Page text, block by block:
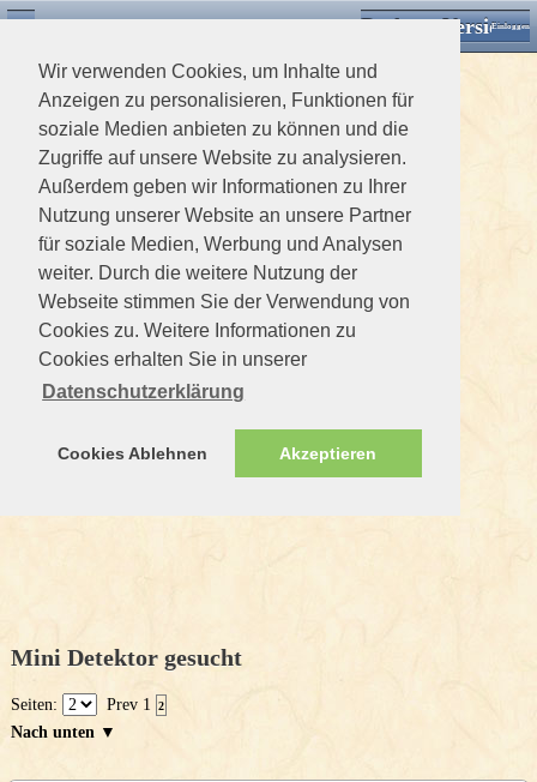
Wir verwenden Cookies, um Inhalte und
Anzeigen zu personalisieren, Funktionen für
soziale Medien anbieten zu können und die
Zugriffe auf unsere Website zu analysieren.
Außerdem geben wir Informationen zu Ihrer
Nutzung unserer Website an unsere Partner
für soziale Medien, Werbung und Analysen
weiter. Durch die weitere Nutzung der
Webseite stimmen Sie der Verwendung von
Cookies zu. Weitere Informationen zu
Cookies erhalten Sie in unserer
Datenschutzerklärung
Cookies Ablehnen Akzeptieren
Desktop VersionEinloggen
Mini Detektor gesucht
Seiten: Prev 1 2
Nach unten ▼